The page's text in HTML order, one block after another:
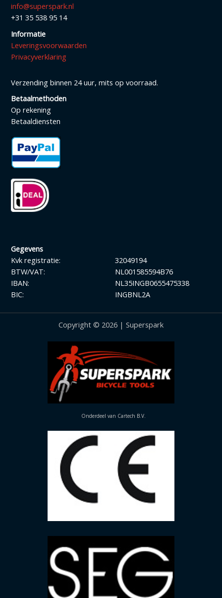
info@superspark.nl
+31 35 538 95 14
Informatie
Leveringsvoorwaarden
Privacyverklaring
Verzending binnen 24 uur, mits op voorraad.
Betaalmethoden
Op rekening
Betaaldiensten
Gegevens
Kvk registratie:
BTW/VAT:
IBAN:
BIC:
32049194
NL001585594B76
NL35INGB0655475338
INGBNL2A
Copyright © 2026 | Superspark
Onderdeel van Cartech B.V.